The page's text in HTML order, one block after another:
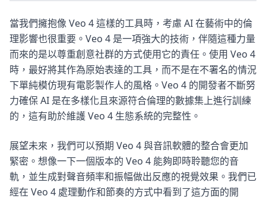
當我們擁抱像 Veo 4 這樣的工具時，考慮 AI 在藝術中的倫
理影響也很重要。Veo 4 是一項強大的技術，伴隨這種力量
而來的是以尊重創意社群的方式使用它的責任。使用 Veo 4
時，最好將其作為原始表達的工具，而不是在不署名的情況
下單純模仿現有電影製作人的風格。Veo 4 的開發者不斷努
力確保 AI 是在多樣化且來源符合倫理的數據集上進行訓練
的，這有助於維護 Veo 4 生態系統的完整性。
展望未來，我們可以預期 Veo 4 與音訊軟體的整合會更加
緊密。想像一下一個版本的 Veo 4 能夠即時聆聽您的音
軌，並生成對聲音頻率和振幅做出反應的視覺效果。我們已
經在 Veo 4 處理動作和節奏的方式中看到了這方面的開